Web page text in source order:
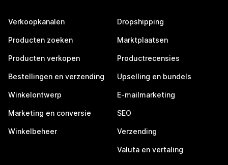
Verkoopkanalen
Producten zoeken
Producten verkopen
Bestellingen en verzending
Winkelontwerp
Marketing en conversie
Winkelbeheer
Dropshipping
Marktplaatsen
Productrecensies
Upselling en bundels
E-mailmarketing
SEO
Verzending
Valuta en vertaling